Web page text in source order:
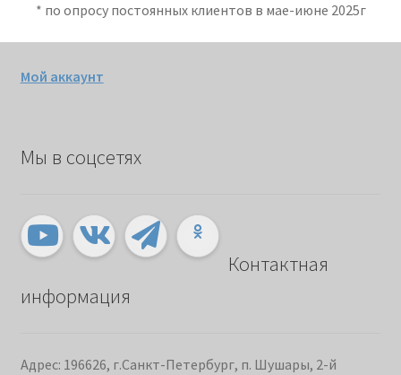
* по опросу постоянных клиентов в мае-июне 2025г
Мой аккаунт
Мы в соцсетях
Контактная
информация
Адрес: 196626, г.Санкт-Петербург, п. Шушары, 2-й